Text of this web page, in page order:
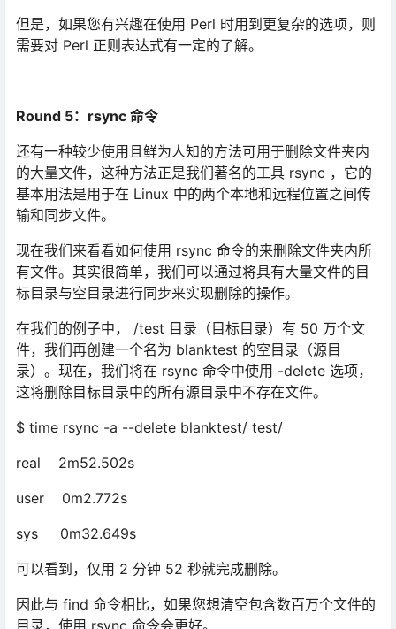
但是，如果您有兴趣在使用 Perl 时用到更复杂的选项，则
需要对 Perl 正则表达式有一定的了解。
Round 5：rsync 命令
还有一种较少使用且鲜为人知的方法可用于删除文件夹内
的大量文件，这种方法正是我们著名的工具 rsync ，它的
基本用法是用于在 Linux 中的两个本地和远程位置之间传
输和同步文件。
现在我们来看看如何使用 rsync 命令的来删除文件夹内所
有文件。其实很简单，我们可以通过将具有大量文件的目
标目录与空目录进行同步来实现删除的操作。
在我们的例子中， /test 目录（目标目录）有 50 万个文
件，我们再创建一个名为 blanktest 的空目录（源目
录）。现在，我们将在 rsync 命令中使用 -delete 选项，
这将删除目标目录中的所有源目录中不存在文件。
$ time rsync -a --delete blanktest/ test/
real 2m52.502s
user 0m2.772s
sys 0m32.649s
可以看到，仅用 2 分钟 52 秒就完成删除。
因此与 find 命令相比，如果您想清空包含数百万个文件的
目录，使用 rsync 命令会更好。